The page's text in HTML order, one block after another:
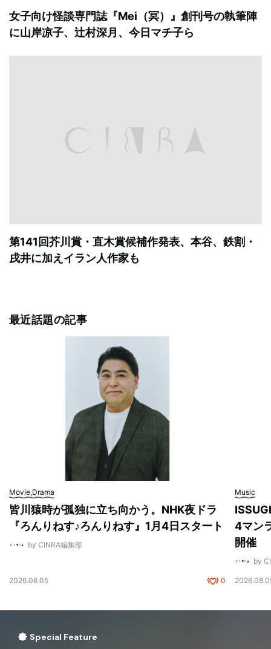
女子向け怪談専門誌『Mei（冥）』創刊号の執筆陣
に山岸凉子、辻村深月、今日マチ子ら
第141回芥川賞・直木賞候補作発表、本谷、鉄割・
戌井に加えイラン人作家も
最近話題の記事
Movie,Drama
皆川猿時が孤独に立ち向かう。NHK夜ドラ
『ろんりねす♪ろんりねす』1月4日スタート
by CINRA編集部
2026.08.05 0
Music
4マン
開催
by
Special Feature